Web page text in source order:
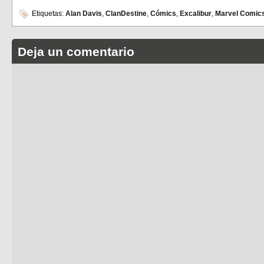
Etiquetas: Alan Davis, ClanDestine, Cómics, Excalibur, Marvel
Deja un comentario